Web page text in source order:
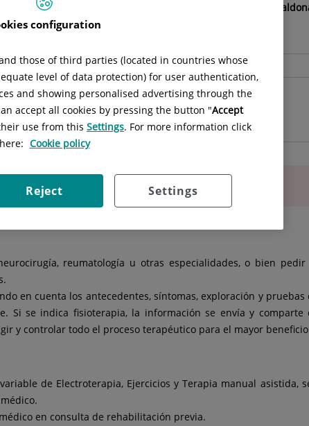
Situación:
Centro de rehabilitación Ruber Juan Bravo
reumatología u otras especialidades, o bien
en cuenta los antecedentes, síntomas, exploración y
Si se indica fisioterapia, la información se envía y
y controlar todo el proceso terapéutico para el mayor
de Electroterapia, Ejercicios y Terapia manual asistida,
en consulta de rehabilitación previa.
configuration
those of third parties (located in countries whose
level of data protection) for user authentication,
and showing personalised advertising through the
accept all cookies by pressing the button "Accept
use from this Settings. For more information click
here: Cookie policy
Settings
Reject